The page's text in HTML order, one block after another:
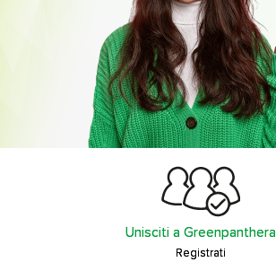
Unisciti a Greenpanthera
Registrati